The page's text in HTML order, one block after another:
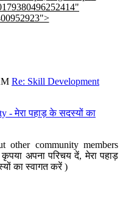
Re: Skill Development
- मेरा पहाड़ के सदस्यों का
other community members
अपना परिचय दें, मेरा पहाड़
का स्वागत करें )